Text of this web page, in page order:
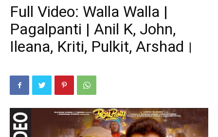
Full Video: Walla Walla |
Pagalpanti | Anil K, John,
Ileana, Kriti, Pulkit, Arshad।